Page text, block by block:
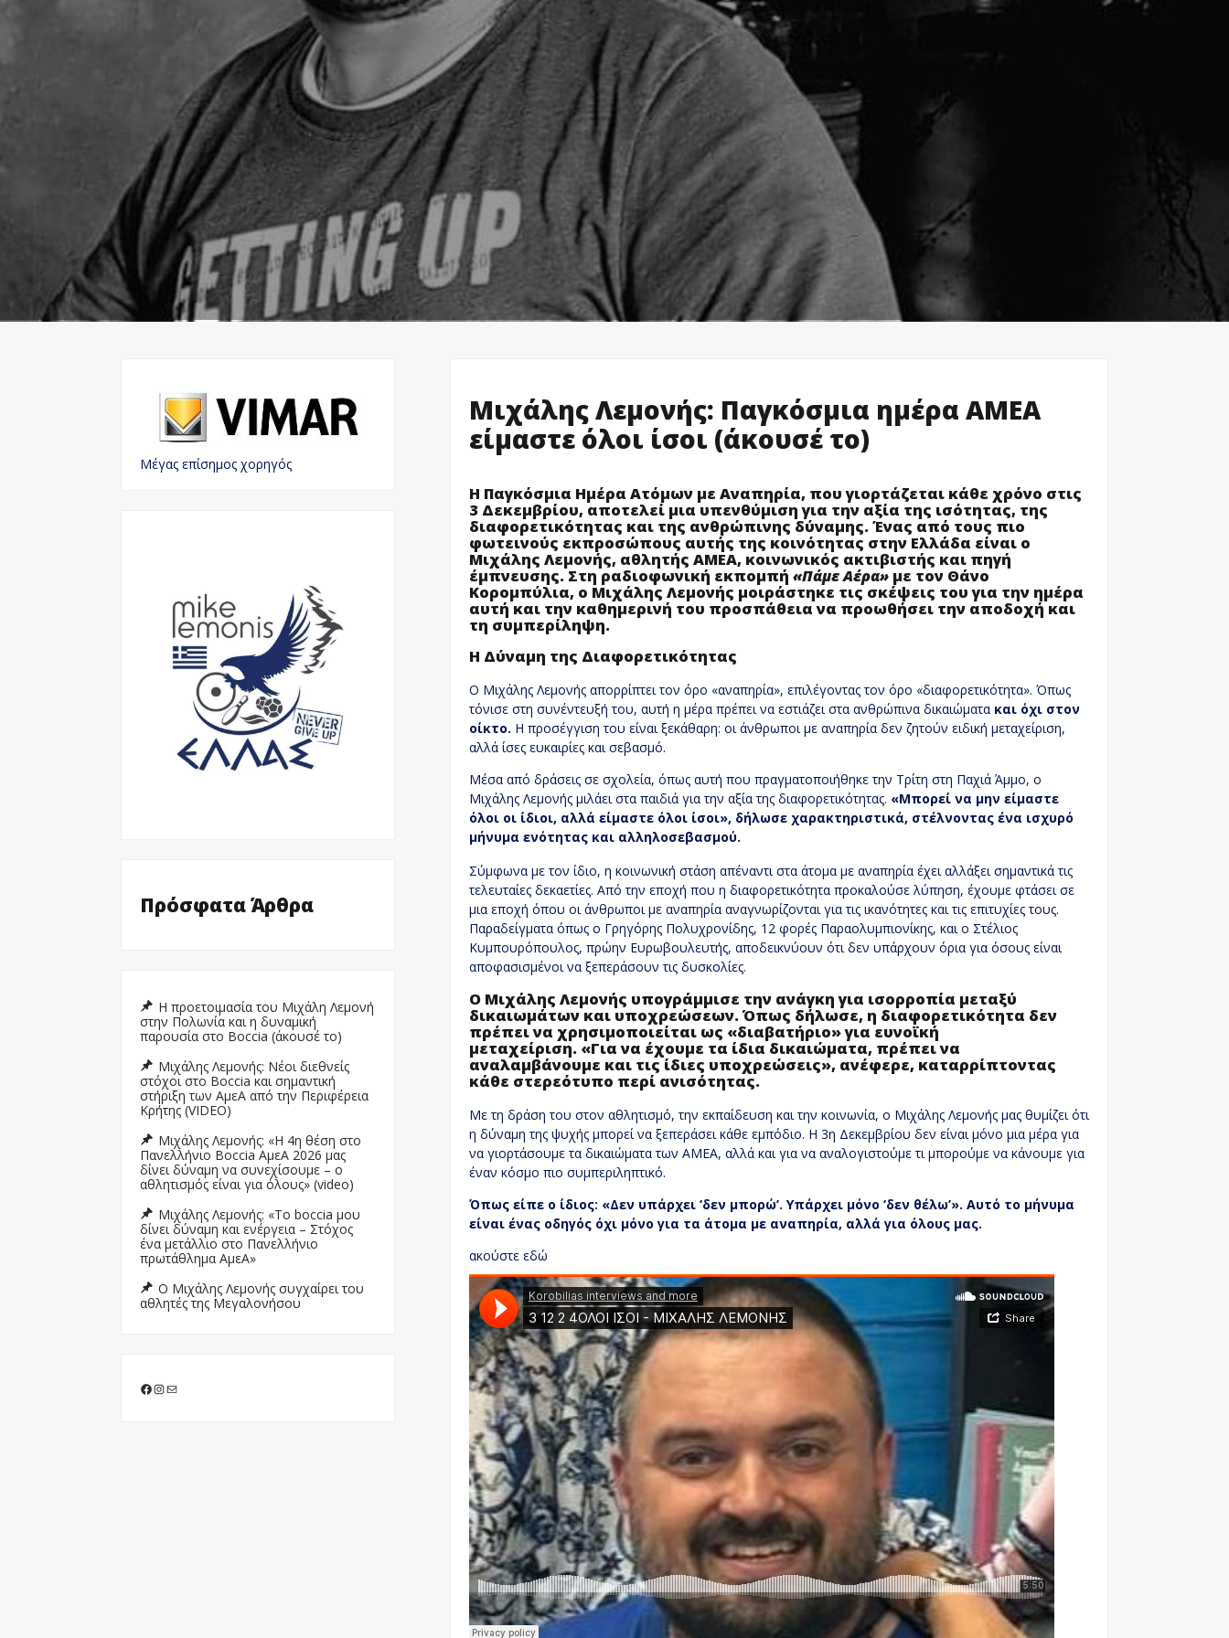
Μιχάλης Λεμονής: Παγκόσμια ημέρα ΑΜΕΑ
είμαστε όλοι ίσοι (άκουσέ το)
Η Παγκόσμια Ημέρα Ατόμων με Αναπηρία, που γιορτάζεται κάθε χρόνο στις
3 Δεκεμβρίου, αποτελεί μια υπενθύμιση για την αξία της ισότητας, της
διαφορετικότητας και της ανθρώπινης δύναμης. Ένας από τους πιο
φωτεινούς εκπροσώπους αυτής της κοινότητας στην Ελλάδα είναι ο
Μιχάλης Λεμονής, αθλητής ΑΜΕΑ, κοινωνικός ακτιβιστής και πηγή
έμπνευσης. Στη ραδιοφωνική εκπομπή «Πάμε Αέρα» με τον Θάνο
Κορομπύλια, ο Μιχάλης Λεμονής μοιράστηκε τις σκέψεις του για την ημέρα
αυτή και την καθημερινή του προσπάθεια να προωθήσει την αποδοχή και
τη συμπερίληψη.
Η Δύναμη της Διαφορετικότητας
Ο Μιχάλης Λεμονής απορρίπτει τον όρο «αναπηρία», επιλέγοντας τον όρο «διαφορετικότητα». Όπως
τόνισε στη συνέντευξή του, αυτή η μέρα πρέπει να εστιάζει στα ανθρώπινα δικαιώματα και όχι στον
οίκτο. Η προσέγγιση του είναι ξεκάθαρη: οι άνθρωποι με αναπηρία δεν ζητούν ειδική μεταχείριση,
αλλά ίσες ευκαιρίες και σεβασμό.
Μέσα από δράσεις σε σχολεία, όπως αυτή που πραγματοποιήθηκε την Τρίτη στη Παχιά Άμμο, ο
Μιχάλης Λεμονής μιλάει στα παιδιά για την αξία της διαφορετικότητας. «Μπορεί να μην είμαστε
όλοι οι ίδιοι, αλλά είμαστε όλοι ίσοι», δήλωσε χαρακτηριστικά, στέλνοντας ένα ισχυρό
μήνυμα ενότητας και αλληλοσεβασμού.
Σύμφωνα με τον ίδιο, η κοινωνική στάση απέναντι στα άτομα με αναπηρία έχει αλλάξει σημαντικά τις
τελευταίες δεκαετίες. Από την εποχή που η διαφορετικότητα προκαλούσε λύπηση, έχουμε φτάσει σε
μια εποχή όπου οι άνθρωποι με αναπηρία αναγνωρίζονται για τις ικανότητες και τις επιτυχίες τους.
Παραδείγματα όπως ο Γρηγόρης Πολυχρονίδης, 12 φορές Παραολυμπιονίκης, και ο Στέλιος
Κυμπουρόπουλος, πρώην Ευρωβουλευτής, αποδεικνύουν ότι δεν υπάρχουν όρια για όσους είναι
αποφασισμένοι να ξεπεράσουν τις δυσκολίες.
Ο Μιχάλης Λεμονής υπογράμμισε την ανάγκη για ισορροπία μεταξύ
δικαιωμάτων και υποχρεώσεων. Όπως δήλωσε, η διαφορετικότητα δεν
πρέπει να χρησιμοποιείται ως «διαβατήριο» για ευνοϊκή
μεταχείριση. «Για να έχουμε τα ίδια δικαιώματα, πρέπει να
αναλαμβάνουμε και τις ίδιες υποχρεώσεις», ανέφερε, καταρρίπτοντας
κάθε στερεότυπο περί ανισότητας.
Με τη δράση του στον αθλητισμό, την εκπαίδευση και την κοινωνία, ο Μιχάλης Λεμονής μας θυμίζει ότι
η δύναμη της ψυχής μπορεί να ξεπεράσει κάθε εμπόδιο. Η 3η Δεκεμβρίου δεν είναι μόνο μια μέρα για
να γιορτάσουμε τα δικαιώματα των ΑΜΕΑ, αλλά και για να αναλογιστούμε τι μπορούμε να κάνουμε για
έναν κόσμο πιο συμπεριληπτικό.
Όπως είπε ο ίδιος: «Δεν υπάρχει ‘δεν μπορώ’. Υπάρχει μόνο ‘δεν θέλω’». Αυτό το μήνυμα
είναι ένας οδηγός όχι μόνο για τα άτομα με αναπηρία, αλλά για όλους μας.
ακούστε εδώ
Μέγας επίσημος χορηγός
Πρόσφατα Άρθρα
Η προετοιμασία του Μιχάλη Λεμονή
στην Πολωνία και η δυναμική
παρουσία στο Boccia (άκουσέ το)
Μιχάλης Λεμονής: Νέοι διεθνείς
στόχοι στο Boccia και σημαντική
στήριξη των ΑμεΑ από την Περιφέρεια
Κρήτης (VIDEO)
Μιχάλης Λεμονής: «Η 4η θέση στο
Πανελλήνιο Boccia ΑμεΑ 2026 μας
δίνει δύναμη να συνεχίσουμε – ο
αθλητισμός είναι για όλους» (video)
Μιχάλης Λεμονής: «Το boccia μου
δίνει δύναμη και ενέργεια – Στόχος
ένα μετάλλιο στο Πανελλήνιο
πρωτάθλημα ΑμεΑ»
Ο Μιχάλης Λεμονής συγχαίρει του
αθλητές της Μεγαλονήσου
Facebook
Instagram